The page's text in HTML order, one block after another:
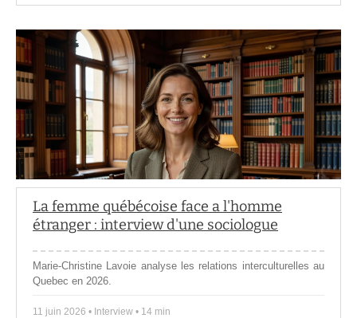
La femme québécoise face a l'homme
étranger : interview d'une sociologue
Marie-Christine Lavoie analyse les relations interculturelles au
Quebec en 2026.
11 juin 2026 • Interview • 14 min